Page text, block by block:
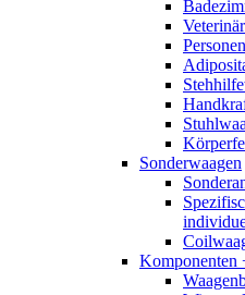
Sonderwaagen
Komponenten